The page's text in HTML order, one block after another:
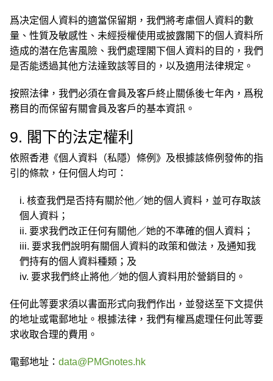
爲决定個人資料的適當保留期，我們將考慮個人資料的數
量、性質及敏感性、未經授權使用或披露閣下的個人資料所
造成的潜在危害風險、我們處理閣下個人資料的目的，我們
是否能透過其他方法達致該等目的，以及適用法律規定。
按照法律，我們必須在會員及客戶終止關係後七年內，爲稅
務目的而保留有關會員及客戶的基本資訊。
9. 閣下的法定權利
依照香港《個人資料（私隱）條例》及根據該條例發佈的指
引的條款，任何個人均可：
i. 核查我們是否持有關於他／她的個人資料，並可存取該
個人資料；
ii. 要求我們改正任何有關他／她的不準確的個人資料；
iii. 要求我們說明有關個人資料的政策和做法，及通知我
們持有的個人資料種類；及
iv. 要求我們終止將他／她的個人資料用於營銷目的。
任何此等要求須以書面形式向我們作出，並發送至下文提供
的地址或電郵地址。根據法律，我們有權爲處理任何此等要
求收取合理的費用。
電郵地址： data@PMGnotes.hk